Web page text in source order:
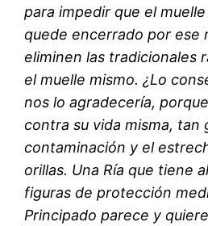
para impedir que el
quede encerrado por ese
eliminen las tradicionales
el muelle mismo. ¿Lo
nos lo agradecería,
contra su vida misma, tan
contaminación y el
orillas. Una Ría que tiene
figuras de protección
Principado parece y